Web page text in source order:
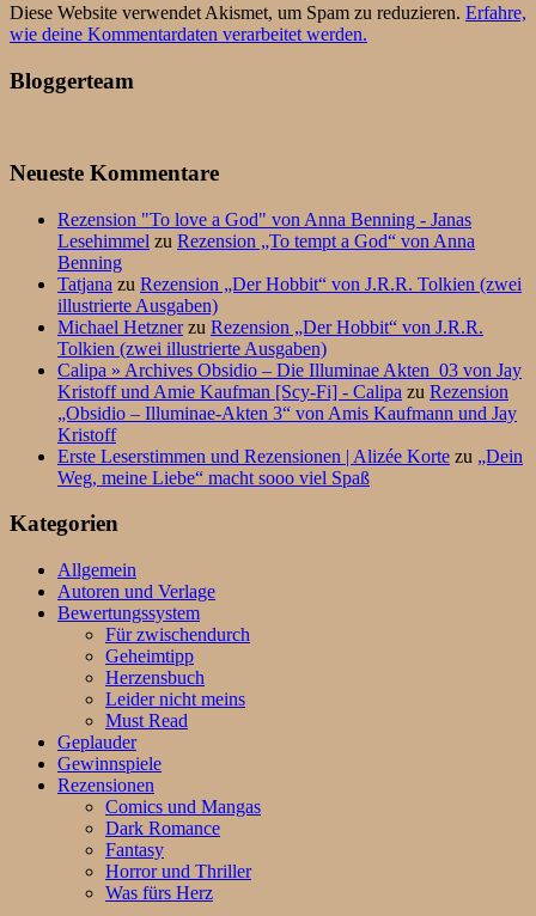
Diese Website verwendet Akismet, um Spam zu reduzieren. Erfahre,
wie deine Kommentardaten verarbeitet werden.
Bloggerteam
Neueste Kommentare
Rezension "To love a God" von Anna Benning - Janas
Lesehimmel zu Rezension „To tempt a God“ von Anna
Benning
Tatjana zu Rezension „Der Hobbit“ von J.R.R. Tolkien (zwei
illustrierte Ausgaben)
Michael Hetznerzu Rezension „Der Hobbit“ von J.R.R.
Tolkien (zwei illustrierte Ausgaben)
Calipa » Archives Obsidio – Die Illuminae Akten_03 von Jay
Kristoff und Amie Kaufman [Scy-Fi] - Calipa zu Rezension
„Obsidio – Illuminae-Akten 3“ von Amis Kaufmann und Jay
Kristoff
Erste Leserstimmen und Rezensionen | Alizée Korte zu „Dein
Weg, meine Liebe“ macht sooo viel Spaß
Kategorien
Allgemein
Autoren und Verlage
Bewertungssystem
Für zwischendurch
Geheimtipp
Herzensbuch
Leider nicht meins
Must Read
Geplauder
Gewinnspiele
Rezensionen
Comics und Mangas
Dark Romance
Fantasy
Horror und Thriller
Was fürs Herz